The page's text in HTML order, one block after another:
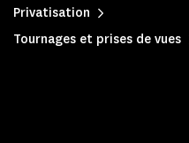
Privatisation
Tournages et prises de vues